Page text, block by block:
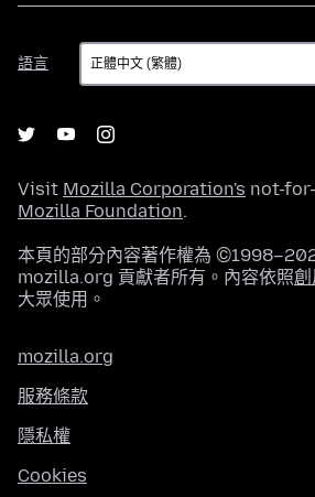
語言
語
言
Visit Mozilla Corporation's not-
Mozilla Foundation.
本頁的部分內容著作權為
mozilla.org 貢獻者所有。內容依照創
大眾使用。
mozilla.org
服務條款
隱私權
Cookies